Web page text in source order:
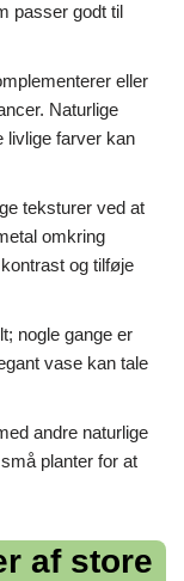
passer godt til
eller
Naturlige
livlige farver kan
teksturer ved at
omkring
og tilføje
nogle gange er
vase kan tale
andre naturlige
planter for at
af store